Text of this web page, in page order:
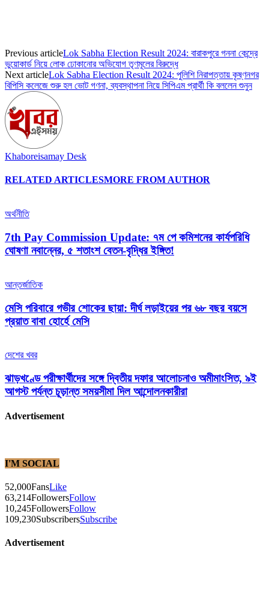
Previous articleLok Sabha Election Result 2024: বারাকপুরে গননা কেন্দ্রে
ভুয়োকার্ড নিয়ে লোক ঢোকানোর অভিযোগ তৃণমূলের বিরুদ্ধে
Next articleLok Sabha Election Result 2024: পুলিশি নিরাপত্তায় কৃষ্ণনগর
বিপিসি কলেজে শুরু হল ভোট গণনা, ব্যবস্থাপনা নিয়ে সিপিএম প্রার্থী কি বললেন শুনুন
Khaboreisamay Desk
RELATED ARTICLESMORE FROM AUTHOR
অর্থনীতি
7th Pay Commission Update: ৭ম পে কমিশনের কার্যপরিধি
ঘোষণা নবান্নের, ৫ শতাংশ বেতন-বৃদ্ধির ইঙ্গিত!
আন্তর্জাতিক
মেসি পরিবারে গভীর শোকের ছায়া: দীর্ঘ লড়াইয়ের পর ৬৮ বছর বয়সে
প্রয়াত বাবা হোর্হে মেসি
দেশের খবর
ঝাড়খণ্ডে পরীক্ষার্থীদের সঙ্গে দ্বিতীয় দফার আলোচনাও অমীমাংসিত, ৯ই
আগস্ট পর্যন্ত চূড়ান্ত সময়সীমা দিল আন্দোলনকারীরা
Advertisement
I'M SOCIAL
52,000FansLike
63,214FollowersFollow
10,245FollowersFollow
109,230SubscribersSubscribe
Advertisement